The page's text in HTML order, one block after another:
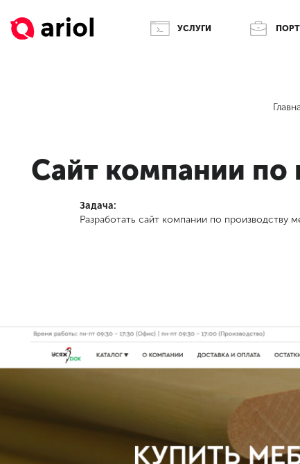
УСЛУГИ
Сайт компании
Задача:
Разработать сайт компании по